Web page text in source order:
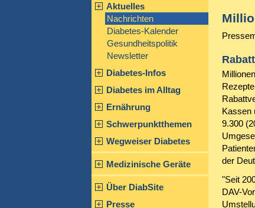
Aktuelles
Nachrichten
Diabetes-Kalender
Gesundheitspolitik
Newsletter
Diabetes-Infos
Diabetes im Alltag
Ernährung
Schwerpunktthemen
Wegweiser Diabetes
Medizinische Geräte
Über DiabSite
Presse
Kassen
9.300
der
"Seit
DAV-